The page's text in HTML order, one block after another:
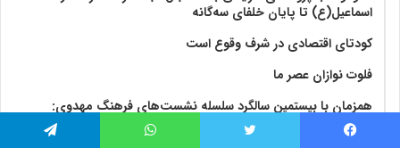
اسماعیل(ع) تا پایان خلفای سه‌گانه
کودتای اقتصادی در شرف وقوع است
فلوت نوازان عصر ما
همزمان با بیستمین سالگرد سلسله نشست‌های فرهنگ مهدوی:‌
پایتختی قدس و یهودیت صهیونیستی